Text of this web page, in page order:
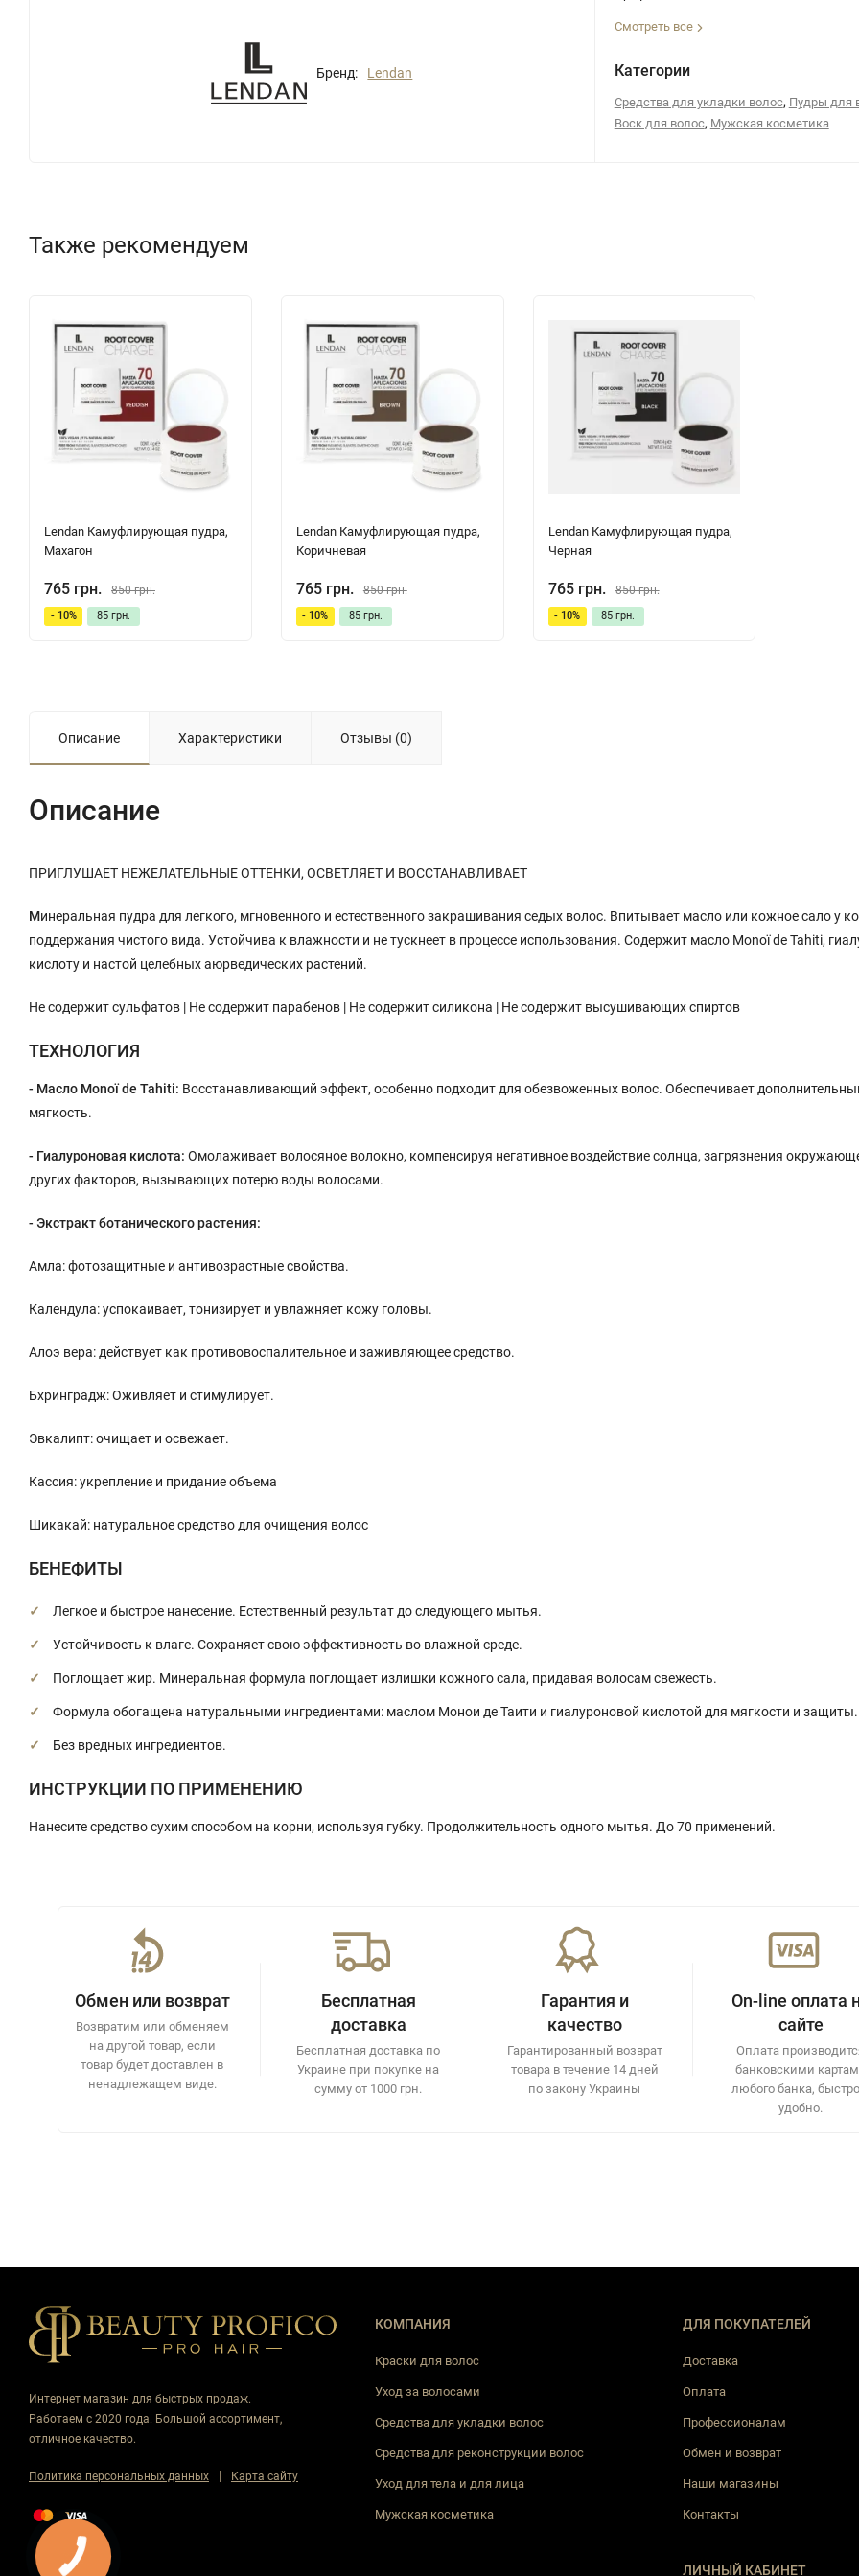
Бренд: Lendan
Смотреть все
Категории
Средства для укладки волос, Пудры для
Воск для волос, Мужская косметика
Также рекомендуем
Lendan Камуфлирующая пудра,
Махагон
765 грн. 850 грн.
- 10% 85 грн.
Lendan Камуфлирующая пудра,
Коричневая
765 грн. 850 грн.
- 10% 85 грн.
Lendan Камуфлирующая пудра,
Черная
765 грн. 850 грн.
- 10% 85 грн.
Описание Характеристики Отзывы (0)
Описание
ПРИГЛУШАЕТ НЕЖЕЛАТЕЛЬНЫЕ ОТТЕНКИ, ОСВЕТЛЯЕТ И ВОССТАНАВЛИВАЕТ
Минеральная пудра для легкого, мгновенного и естественного закрашивания седых волос. Впитывает масло или кожное сало у
поддержания чистого вида. Устойчива к влажности и не тускнеет в процессе использования. Содержит масло Monoï de Tahiti,
кислоту и настой целебных аюрведических растений.
Не содержит сульфатов | Не содержит парабенов | Не содержит силикона | Не содержит высушивающих спиртов
ТЕХНОЛОГИЯ
- Масло Monoï de Tahiti: Восстанавливающий эффект, особенно подходит для обезвоженных волос. Обеспечивает
мягкость.
- Гиалуроновая кислота: Омолаживает волосяное волокно, компенсируя негативное воздействие солнца, загрязнения
других факторов, вызывающих потерю воды волосами.
- Экстракт ботанического растения:
Амла: фотозащитные и антивозрастные свойства.
Календула: успокаивает, тонизирует и увлажняет кожу головы.
Алоэ вера: действует как противовоспалительное и заживляющее средство.
Бхринградж: Оживляет и стимулирует.
Эвкалипт: очищает и освежает.
Кассия: укрепление и придание объема
Шикакай: натуральное средство для очищения волос
БЕНЕФИТЫ
Легкое и быстрое нанесение. Естественный результат до следующего мытья.
Устойчивость к влаге. Сохраняет свою эффективность во влажной среде.
Поглощает жир. Минеральная формула поглощает излишки кожного сала, придавая волосам свежесть.
Формула обогащена натуральными ингредиентами: маслом Монои де Таити и гиалуроновой кислотой для мягкости и защиты.
Без вредных ингредиентов.
ИНСТРУКЦИИ ПО ПРИМЕНЕНИЮ
Нанесите средство сухим способом на корни, используя губку. Продолжительность одного мытья. До 70 применений.
Обмен или возврат
Возвратим или обменяем
на другой товар, если
товар будет доставлен в
ненадлежащем виде.
Бесплатная
доставка
Бесплатная доставка по
Украине при покупке на
сумму от 1000 грн.
Гарантия и
качество
Гарантированный возврат
товара в течение 14 дней
по закону Украины
On-line оплата
сайте
Оплата
банковскими
любого банка,
удобно.
Интернет магазин для быстрых продаж.
Работаем с 2020 года. Большой ассортимент,
отличное качество.
Политика персональных данных | Карта сайту
КОМПАНИЯ
Краски для волос
Уход за волосами
Средства для укладки волос
Средства для реконструкции волос
Уход для тела и для лица
Мужская косметика
ДЛЯ ПОКУПАТЕЛЕЙ
Доставка
Оплата
Профессионалам
Обмен и возврат
Наши магазины
Контакты
ЛИЧНЫЙ КАБИНЕТ